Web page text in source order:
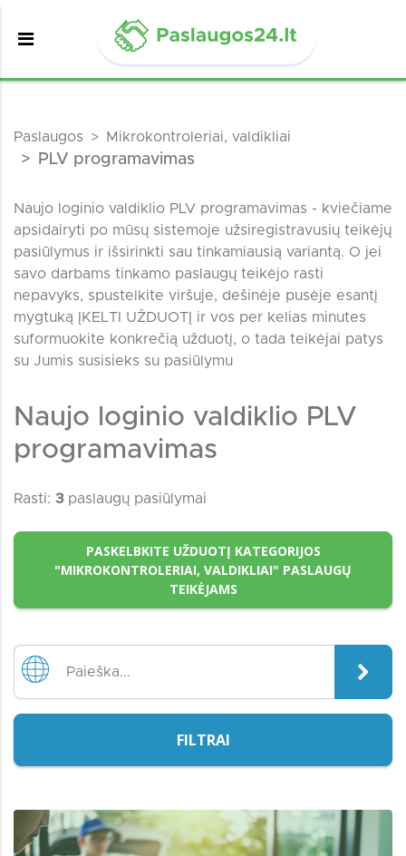
Paslaugos Mikrokontroleriai, valdikliai
PLV programavimas
Naujo loginio valdiklio PLV programavimas - kviečiame
apsidairyti po mūsų sistemoje užsiregistravusių teikėjų
pasiūlymus ir išsirinkti sau tinkamiausią variantą. O jei
savo darbams tinkamo paslaugų teikėjo rasti
nepavyks, spustelkite viršuje, dešinėje pusėje esantį
mygtuką ĮKELTI UŽDUOTĮ ir vos per kelias minutes
suformuokite konkrečią užduotį, o tada teikėjai patys
su Jumis susisieks su pasiūlymu
Naujo loginio valdiklio PLV
programavimas
Rasti: 3paslaugų pasiūlymai
PASKELBKITE UŽDUOTĮ KATEGORIJOS
"MIKROKONTROLERIAI, VALDIKLIAI" PASLAUGŲ
TEIKĖJAMS
FILTRAI